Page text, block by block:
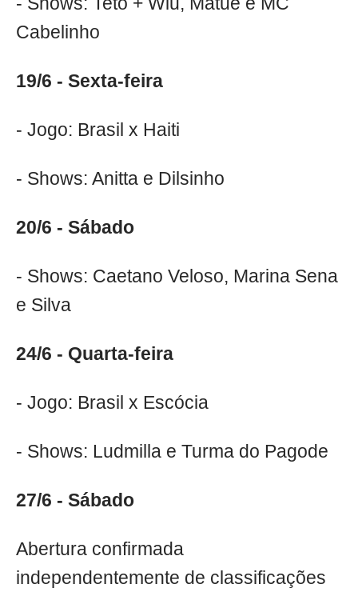
Cabelinho
19/6 - Sexta-feira
- Jogo: Brasil x Haiti
- Shows: Anitta e Dilsinho
20/6 - Sábado
- Shows: Caetano Veloso, Marina Sena
e Silva
24/6 - Quarta-feira
- Jogo: Brasil x Escócia
- Shows: Ludmilla e Turma do Pagode
27/6 - Sábado
Abertura confirmada
independentemente de classificações